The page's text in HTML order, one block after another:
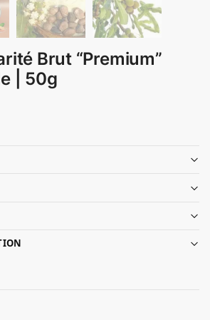
Brut “Premium”
| 50g